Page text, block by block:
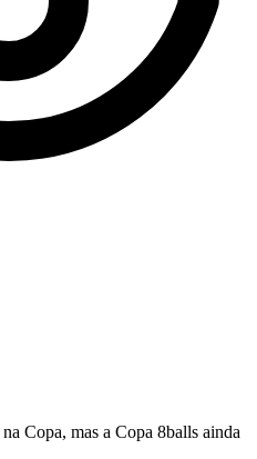
Copa, mas a Copa 8balls ainda